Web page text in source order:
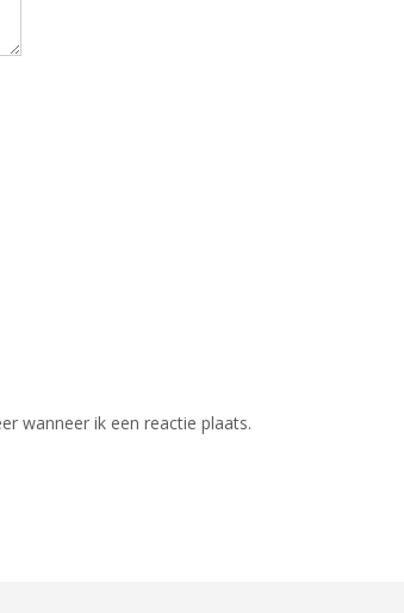
wanneer ik een reactie plaats.